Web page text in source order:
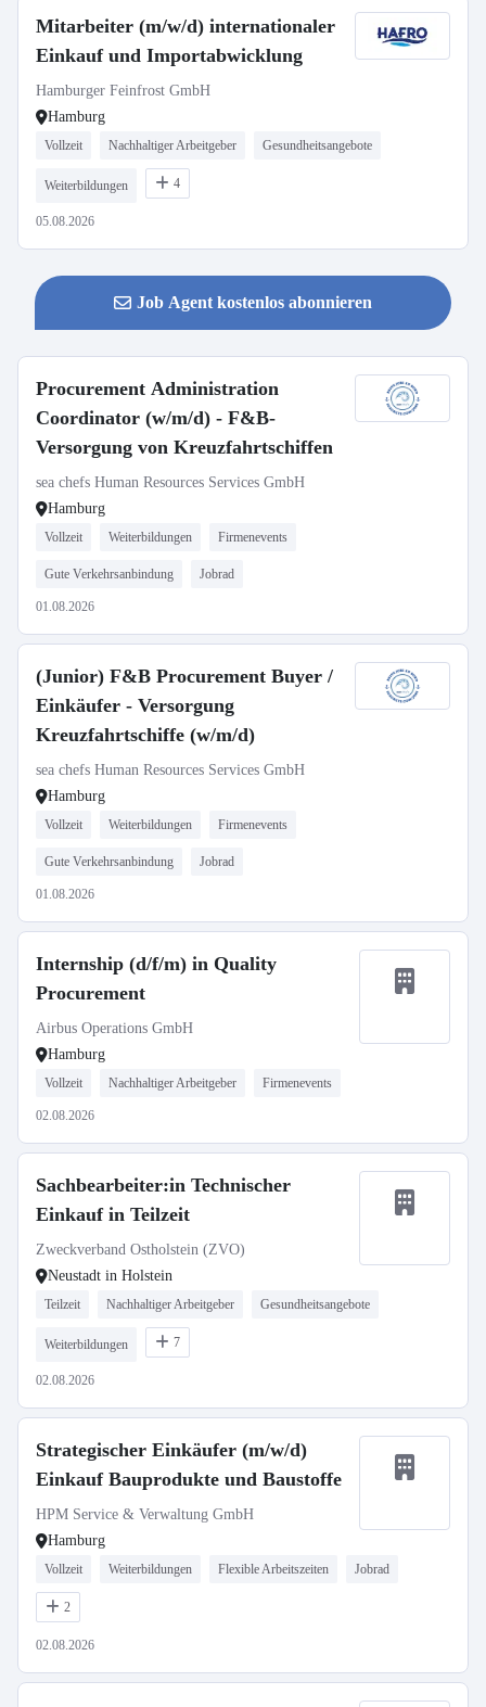
Mitarbeiter (m/w/d) internationaler
Einkauf und Importabwicklung
Hamburger Feinfrost GmbH
Hamburg
Vollzeit Nachhaltiger Arbeitgeber Gesundheitsangebote
Weiterbildungen 4
05.08.2026
Job Agent kostenlos abonnieren
Procurement Administration
Coordinator (w/m/d) - F&B-
Versorgung von Kreuzfahrtschiffen
sea chefs Human Resources Services GmbH
Hamburg
Vollzeit Weiterbildungen Firmenevents
Gute Verkehrsanbindung Jobrad
01.08.2026
(Junior) F&B Procurement Buyer /
Einkäufer - Versorgung
Kreuzfahrtschiffe (w/m/d)
sea chefs Human Resources Services GmbH
Hamburg
Vollzeit Weiterbildungen Firmenevents
Gute Verkehrsanbindung Jobrad
01.08.2026
Internship (d/f/m) in Quality
Procurement
Airbus Operations GmbH
Hamburg
Vollzeit Nachhaltiger Arbeitgeber Firmenevents
02.08.2026
Sachbearbeiter:in Technischer
Einkauf in Teilzeit
Zweckverband Ostholstein (ZVO)
Neustadt in Holstein
Teilzeit Nachhaltiger Arbeitgeber Gesundheitsangebote
Weiterbildungen 7
02.08.2026
Strategischer Einkäufer (m/w/d)
Einkauf Bauprodukte und Baustoffe
HPM Service & Verwaltung GmbH
Hamburg
Vollzeit Weiterbildungen Flexible Arbeitszeiten Jobrad
2
02.08.2026